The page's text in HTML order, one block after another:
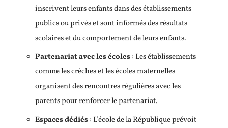
inscrivent leurs enfants dans des établissements
publics ou privés et sont informés des résultats
scolaires et du comportement de leurs enfants.
Partenariat avec les écoles: Les établissements
comme les crèches et les écoles maternelles
organisent des rencontres régulières avec les
parents pour renforcer le partenariat.
Espaces dédiés: L’école de la République prévoit